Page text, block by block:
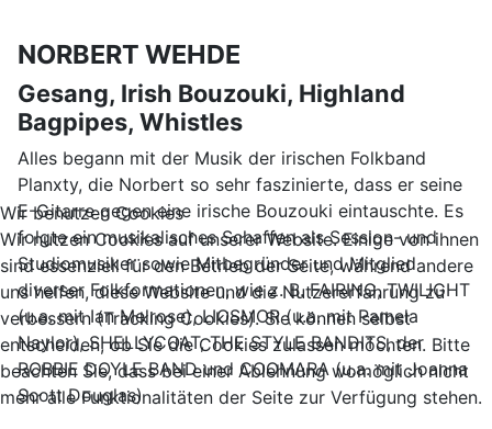
NORBERT WEHDE
Gesang, Irish Bouzouki, Highland
Bagpipes, Whistles
Alles begann mit der Musik der irischen Folkband
Planxty, die Norbert so sehr faszinierte, dass er seine
E-Gitarre gegen eine irische Bouzouki eintauschte. Es
folgte ein musikalisches Schaffen als Session- und
Studiomusiker sowie Mitbegründer und Mitglied
diverser Folkformationen, wie z. B. FAIRING, TWILIGHT
(u.a. mit Ian Melrose), LIOSMOR (u.a. mit Pamela
Naylor), SHELLYCOAT, THE STYLE BANDITS, der
ROBBIE DOYLE BAND und COOMARA (u.a. mit Joanna
Scott Douglas)
Wir benutzen Cookies
Wir nutzen Cookies auf unserer Website. Einige von ihnen
sind essenziell für den Betrieb der Seite, während andere
uns helfen, diese Website und die Nutzererfahrung zu
verbessern (Tracking Cookies). Sie können selbst
entscheiden, ob Sie die Cookies zulassen möchten. Bitte
beachten Sie, dass bei einer Ablehnung womöglich nicht
mehr alle Funktionalitäten der Seite zur Verfügung stehen.